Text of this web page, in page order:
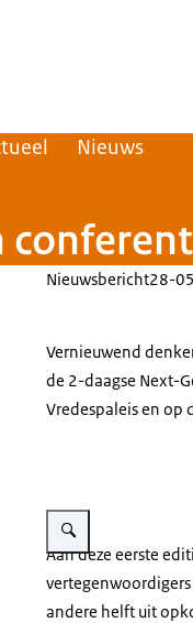
Nieuws
Nieuwsbericht28-
Vernieuwend
de 2-daagse Next-
Vredespaleis en op
Vergroot afbeelding
Aan deze eerste
andere helft uit